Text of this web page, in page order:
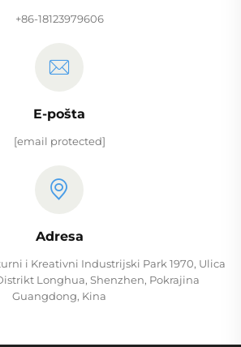
+86-18123979606
E-pošta
[email protected]
Adresa
i Kreativni Industrijski Park 1970, Ulica
Longhua, Shenzhen, Pokrajina
Guangdong, Kina